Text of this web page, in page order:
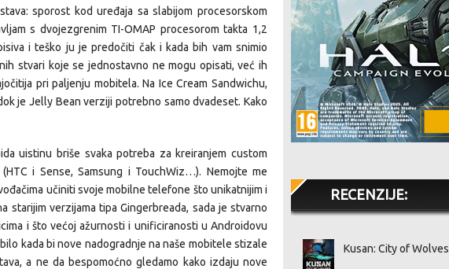
sporost kod uređaja sa slabijom procesorskom
s dvojezgrenim TI-OMAP procesorom takta 1,2
i teško ju je predočiti čak i kada bih vam snimio
stvari koje se jednostavno ne mogu opisati, već ih
pri paljenju mobitela. Na Ice Cream Sandwichu,
je Jelly Bean verziji potrebno samo dvadeset. Kako
uistinu briše svaka potreba za kreiranjem custom
i Sense, Samsung i TouchWiz…). Nemojte me
učiniti svoje mobilne telefone što unikatnijim i
verzijama tipa Gingerbreada, sada je stvarno
i što većoj ažurnosti i unificiranosti u Androidovu
kada bi nove nadogradnje na naše mobitele stizale
a ne da bespomoćno gledamo kako izdaju nove
RECENZIJE:
Kusan: City of Wolves